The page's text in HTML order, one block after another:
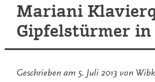
Mariani
Gipfelstürmer in
Geschrieben am 5. Juli 2013 von